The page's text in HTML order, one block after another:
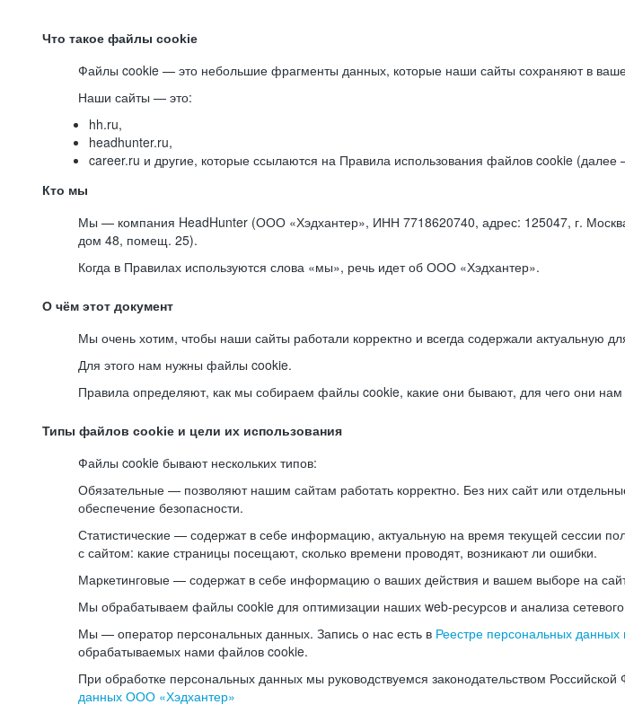
Что такое файлы cookie
Файлы cookie — это небольшие фрагменты данных, которые наши сайты сохраняют в
Наши сайты — это:
hh.ru,
headhunter.ru,
career.ru и другие, которые ссылаются на Правила использования файлов cookie
Кто мы
Мы — компания HeadHunter (ООО «Хэдхантер», ИНН 7718620740, адрес: 125047, г.
дом 48, помещ. 25).
Когда в Правилах используются слова «мы», речь идет об ООО «Хэдхантер».
О чём этот документ
Мы очень хотим, чтобы наши сайты работали корректно и всегда содержали актуальную
Для этого нам нужны файлы cookie.
Правила определяют, как мы собираем файлы cookie, какие они бывают, для чего они нам
Типы файлов cookie и цели их использования
Файлы cookie бывают нескольких типов:
Обязательные — позволяют нашим сайтам работать корректно. Без них сайт или
обеспечение безопасности.
Статистические — содержат в себе информацию, актуальную на время текущей сессии
с сайтом: какие страницы посещают, сколько времени проводят, возникают ли ошибки.
Маркетинговые — содержат в себе информацию о ваших действия и вашем выборе на
Мы обрабатываем файлы cookie для оптимизации наших web-ресурсов и анализа
Мы — оператор персональных данных. Запись о нас есть в Реестре персональных данных
обрабатываемых нами файлов cookie.
При обработке персональных данных мы руководствуемся законодательством
данных ООО «Хэдхантер»